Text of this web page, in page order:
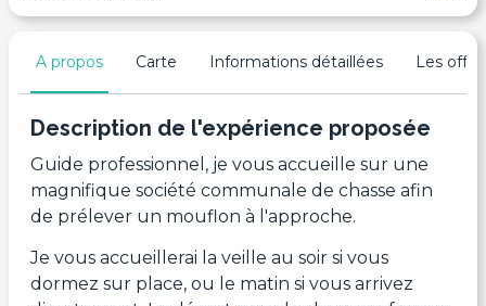
A propos Carte Informations détaillées Les
Description de l'expérience proposée
Guide professionnel, je vous accueille sur une
magnifique société communale de chasse afin
de prélever un mouflon à l'approche.
Je vous accueillerai la veille au soir si vous
dormez sur place, ou le matin si vous arrivez